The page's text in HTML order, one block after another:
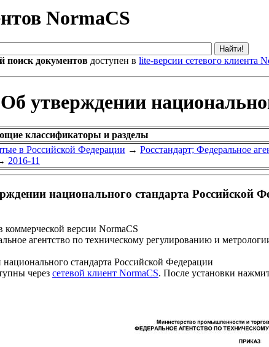
NormaCS
поиск документов доступен в lite-версии сетевого клиента
утверждении
классификаторы и разделы
в Российской Федерации → Росстандарт; Федеральное
2016-11
национального стандарта Российской
коммерческой версии NormaCS
агентство по техническому регулированию и
стандарта Российской Федерации
через сетевой клиент NormaCS. После установки